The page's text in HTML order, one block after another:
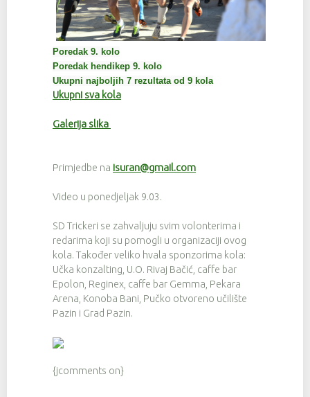
Poredak 9. kolo
Poredak hendikep 9. kolo
Ukupni najboljih 7 rezultata od 9 kola
Ukupni sva kola
Galerija slika
Primjedbe na isuran@gmail.com
Video u ponedjeljak 9.03.
SD Trickeri se zahvaljuju svim volonterima i
redarima koji su pomogli u organizaciji ovog
kola. Također veliko hvala sponzorima kola:
Učka konzalting, U.O. Rivaj Bačić, caffe bar
Epolon, Reginex, caffe bar Gemma, Pekara
Arena, Konoba Bani, Pučko otvoreno učilište
Pazin i Grad Pazin.
{jcomments on}